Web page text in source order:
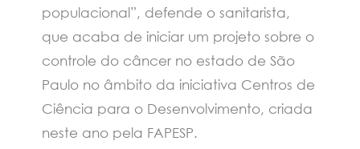
populacional”, defende o sanitarista,
que acaba de iniciar um projeto sobre o
controle do câncer no estado de São
Paulo no âmbito da iniciativa Centros de
Ciência para o Desenvolvimento, criada
neste ano pela FAPESP.